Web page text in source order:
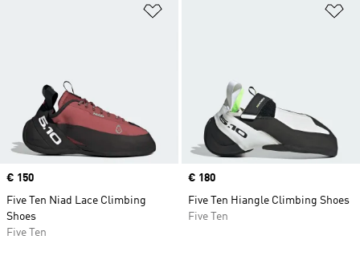
Προσθήκη στη Λίστα Επιθυμιών
Price
€ 150
Five Ten Niad Lace Climbing
Shoes
Five Ten
Price
€ 180
Five Ten Hiangle Climbing Shoes
Five Ten